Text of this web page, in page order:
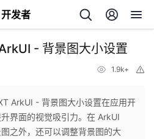
开发者
- 背景图大小设置
1.9k+
ArkUI - 背景图大小设置在应用开
界面的视觉吸引力。在 ArkUI
之外，还可以调整背景图的大